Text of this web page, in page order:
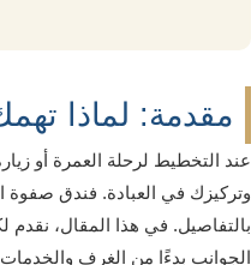
مقدمة: لماذا
عند التخطيط لرحلة العمرة أو
وتركيزك في العبادة. فندق صفوة
بالتفاصيل. في هذا المقال، نقدم
الجوانب بدءًا من الغرف